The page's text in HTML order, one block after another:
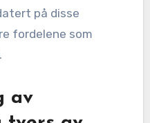
på disse
fordelene som
av